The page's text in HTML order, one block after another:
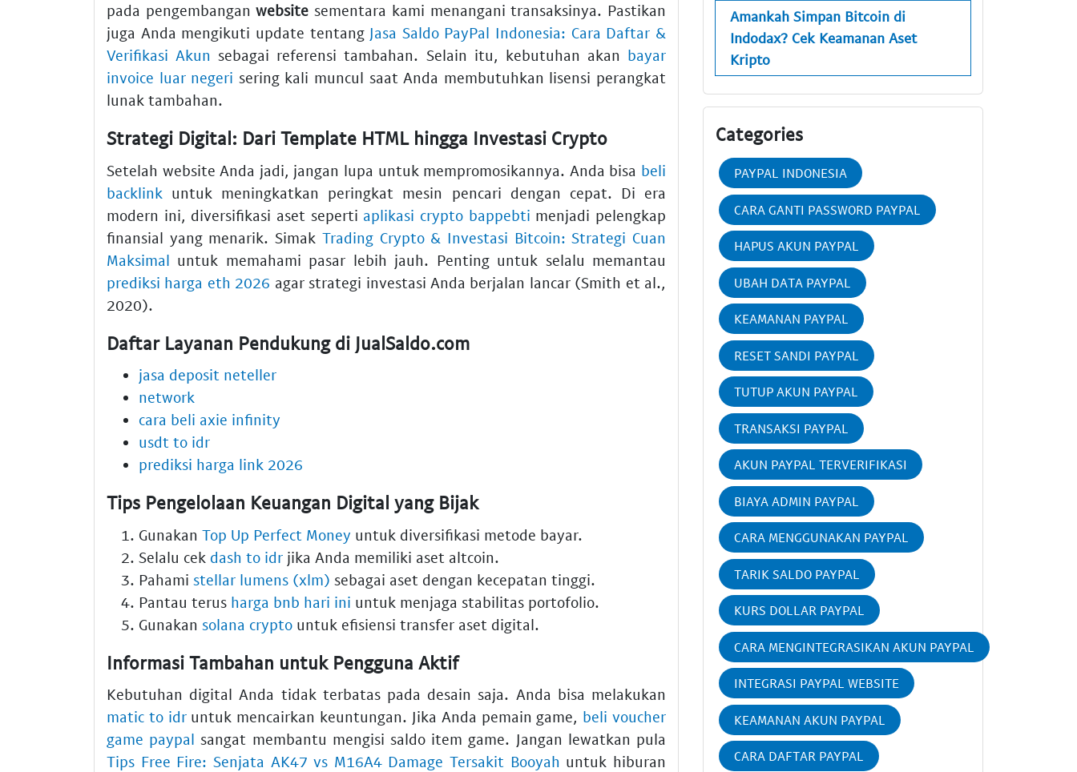
pada pengembanganwebsite sementara kami menangani transaksinya. Pastikan
juga Anda mengikuti update tentang Jasa Saldo PayPal Indonesia: Cara Daftar &
Verifikasi Akun sebagai referensi tambahan. Selain itu, kebutuhan akan bayar
invoice luar negeri sering kali muncul saat Anda membutuhkan lisensi perangkat
lunak tambahan.
Strategi Digital: Dari Template HTML hingga Investasi Crypto
Setelah website Anda jadi, jangan lupa untuk mempromosikannya. Anda bisa beli
backlink untuk meningkatkan peringkat mesin pencari dengan cepat. Di era
modern ini, diversifikasi aset seperti aplikasi crypto bappebti menjadi pelengkap
finansial yang menarik. Simak Trading Crypto & Investasi Bitcoin: Strategi Cuan
Maksimal untuk memahami pasar lebih jauh. Penting untuk selalu memantau
prediksi harga eth 2026 agar strategi investasi Anda berjalan lancar (Smith et al.,
2020).
Daftar Layanan Pendukung di JualSaldo.com
jasa deposit neteller
network
cara beli axie infinity
usdt to idr
prediksi harga link 2026
Tips Pengelolaan Keuangan Digital yang Bijak
Gunakan Top Up Perfect Money untuk diversifikasi metode bayar.
Selalu cek dash to idr jika Anda memiliki aset altcoin.
Pahami stellar lumens (xlm) sebagai aset dengan kecepatan tinggi.
Pantau terus harga bnb hari ini untuk menjaga stabilitas portofolio.
Gunakan solana crypto untuk efisiensi transfer aset digital.
Informasi Tambahan untuk Pengguna Aktif
Kebutuhan digital Anda tidak terbatas pada desain saja. Anda bisa melakukan
matic to idruntuk mencairkan keuntungan. Jika Anda pemain game, beli voucher
game paypal sangat membantu mengisi saldo item game. Jangan lewatkan pula
Tips Free Fire: Senjata AK47 vs M16A4 Damage Tersakit Booyah untuk hiburan
Amankah Simpan Bitcoin di
Indodax? Cek Keamanan Aset
Kripto
Categories
PAYPAL INDONESIA
CARA GANTI PASSWORD PAYPAL
HAPUS AKUN PAYPAL
UBAH DATA PAYPAL
KEAMANAN PAYPAL
RESET SANDI PAYPAL
TUTUP AKUN PAYPAL
TRANSAKSI PAYPAL
AKUN PAYPAL TERVERIFIKASI
BIAYA ADMIN PAYPAL
CARA MENGGUNAKAN PAYPAL
TARIK SALDO PAYPAL
KURS DOLLAR PAYPAL
CARA MENGINTEGRASIKAN AKUN PAYPAL
INTEGRASI PAYPAL WEBSITE
KEAMANAN AKUN PAYPAL
CARA DAFTAR PAYPAL